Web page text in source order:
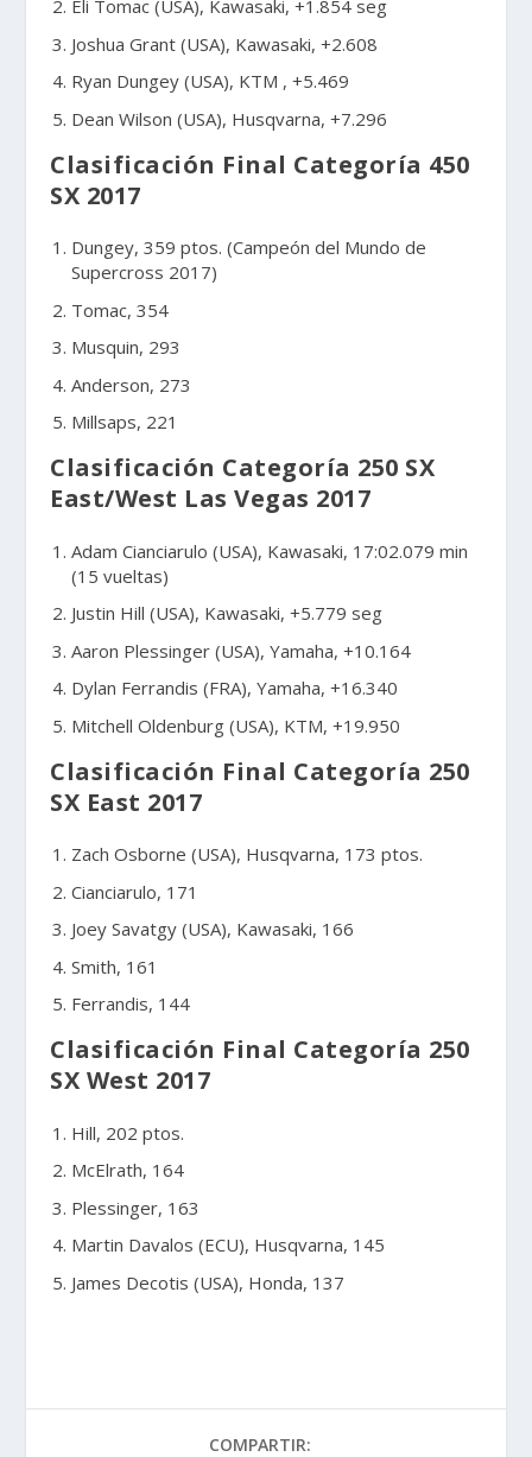
Eli Tomac (USA), Kawasaki, +1.854 seg
Joshua Grant (USA), Kawasaki, +2.608
Ryan Dungey (USA), KTM , +5.469
Dean Wilson (USA), Husqvarna, +7.296
Clasificación Final Categoría 450
SX 2017
Dungey, 359 ptos. (Campeón del Mundo de
Supercross 2017)
Tomac, 354
Musquin, 293
Anderson, 273
Millsaps, 221
Clasificación Categoría 250 SX
East/West Las Vegas 2017
Adam Cianciarulo (USA), Kawasaki, 17:02.079 min
(15 vueltas)
Justin Hill (USA), Kawasaki, +5.779 seg
Aaron Plessinger (USA), Yamaha, +10.164
Dylan Ferrandis (FRA), Yamaha, +16.340
Mitchell Oldenburg (USA), KTM, +19.950
Clasificación Final Categoría 250
SX East 2017
Zach Osborne (USA), Husqvarna, 173 ptos.
Cianciarulo, 171
Joey Savatgy (USA), Kawasaki, 166
Smith, 161
Ferrandis, 144
Clasificación Final Categoría 250
SX West 2017
Hill, 202 ptos.
McElrath, 164
Plessinger, 163
Martin Davalos (ECU), Husqvarna, 145
James Decotis (USA), Honda, 137
COMPARTIR: